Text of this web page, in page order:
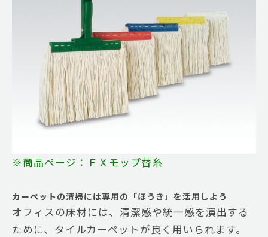
※商品ページ：ＦＸモップ替糸
カーペットの清掃には専用の「ほうき」を活用しよう
オフィスの床材には、清潔感や統一感を演出する
ために、タイルカーペットが良く用いられます。